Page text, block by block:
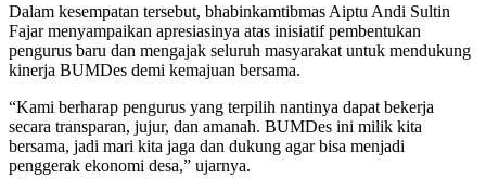
Dalam kesempatan tersebut, bhabinkamtibmas Aiptu Andi Sultin
Fajar menyampaikan apresiasinya atas inisiatif pembentukan
pengurus baru dan mengajak seluruh masyarakat untuk mendukung
kinerja BUMDes demi kemajuan bersama.
“Kami berharap pengurus yang terpilih nantinya dapat bekerja
secara transparan, jujur, dan amanah. BUMDes ini milik kita
bersama, jadi mari kita jaga dan dukung agar bisa menjadi
penggerak ekonomi desa,” ujarnya.